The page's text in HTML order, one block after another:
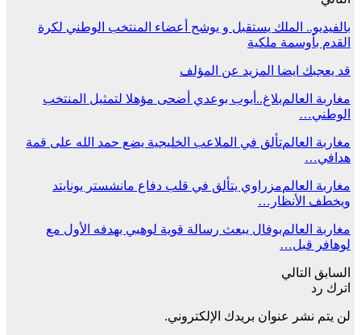
بالفيديو.. الملك يستقبل و يوشح أعضاء المنتخب الوطني لكرة
القدم بأوسمة ملكية
قد يعجبك ايضا المزيد عن المؤلف
مغاربة العالمبلاغ..أيوب بوعدي أضحى مؤهلا لتمثيل المنتخب
الوطني…
مغاربة العالمتألق في الملاعب الخليجية يضع حمد الله على قمة
هدافي…
مغاربة العالممزراوي يتألق في قلب دفاع مانشستر يونايتد
ويخطف الأنظار…
مغاربة العالمبوفال يبعث رسالة قوية لوهبي بهدفه الأول مع
لوهافر قبل…
السابق التالي
اترك رد
لن يتم نشر عنوان بريدك الإلكتروني.